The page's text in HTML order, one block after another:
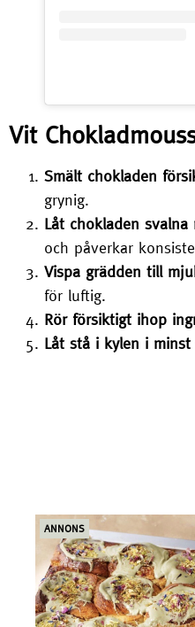
Vit
Smält chokladen
grynig.
Låt chokladen
och påverkar
Vispa grädden till
för luftig.
Rör försiktigt ihop
Låt stå i kylen i minst
ANNONS